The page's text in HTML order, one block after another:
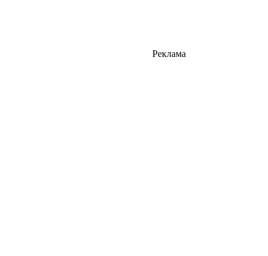
Реклама